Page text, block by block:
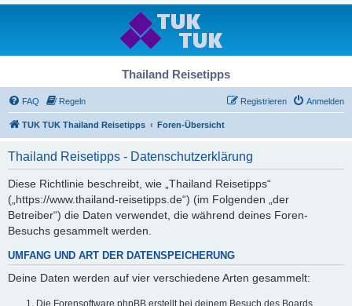
Thailand Reisetipps
FAQ Regeln Anmelden
Registrieren
TUK TUK Thailand Reisetipps Foren-Übersicht
Thailand Reisetipps - Datenschutzerklärung
Diese Richtlinie beschreibt, wie „Thailand Reisetipps“
(„https://www.thailand-reisetipps.de“) (im Folgenden „der
Betreiber“) die Daten verwendet, die während deines Foren-
Besuchs gesammelt werden.
UMFANG UND ART DER DATENSPEICHERUNG
Deine Daten werden auf vier verschiedene Arten gesammelt:
Die Forensoftware phpBB erstellt bei deinem Besuch des Boards